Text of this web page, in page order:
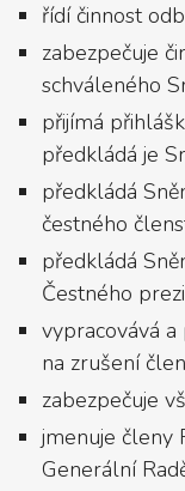
řídí činnost
zabezpečuje
schváleného
přijímá
předkládá je
předkládá
čestného
předkládá
Čestného
vypracovává
na zrušení
zabezpečuje
jmenuje členy
Generální